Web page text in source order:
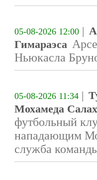
05-08-2026 12:00 |
Гимараэса
Ньюкасла
05-08-2026 11:34 |
Мохамеда
футбольный
нападающим
служба